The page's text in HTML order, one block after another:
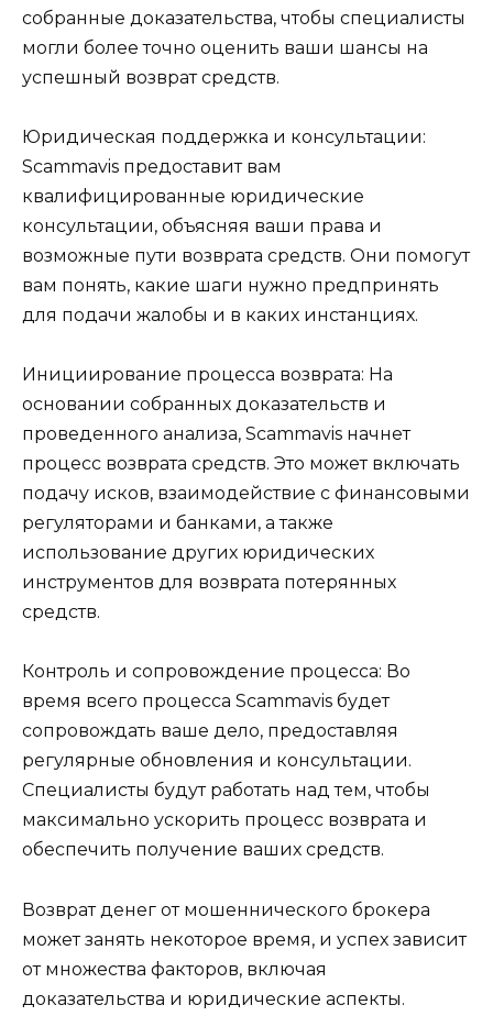
собранные доказательства, чтобы специалисты
могли более точно оценить ваши шансы на
успешный возврат средств.
Юридическая поддержка и консультации:
Scammavis предоставит вам
квалифицированные юридические
консультации, объясняя ваши права и
возможные пути возврата средств. Они помогут
вам понять, какие шаги нужно предпринять
для подачи жалобы и в каких инстанциях.
Инициирование процесса возврата: На
основании собранных доказательств и
проведенного анализа, Scammavis начнет
процесс возврата средств. Это может включать
подачу исков, взаимодействие с финансовыми
регуляторами и банками, а также
использование других юридических
инструментов для возврата потерянных
средств.
Контроль и сопровождение процесса: Во
время всего процесса Scammavis будет
сопровождать ваше дело, предоставляя
регулярные обновления и консультации.
Специалисты будут работать над тем, чтобы
максимально ускорить процесс возврата и
обеспечить получение ваших средств.
Возврат денег от мошеннического брокера
может занять некоторое время, и успех зависит
от множества факторов, включая
доказательства и юридические аспекты.